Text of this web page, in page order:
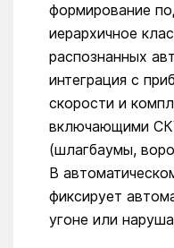
формирование
иерархичное
распознанных
интеграция с
скорости и
включающими
(шлагбаумы,
В
фиксирует
угоне или